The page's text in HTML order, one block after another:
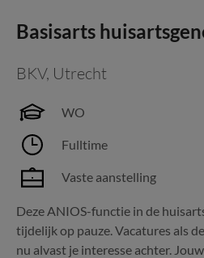
Basisarts
BKV, Utrecht
WO
Fulltime
Vaste aanstelling
Deze ANIOS-functie in de
tijdelijk op pauze. Vacatures als
nu alvast je interesse achter.